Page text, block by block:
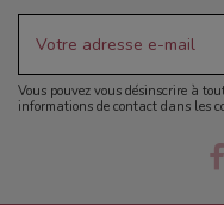
Vous pouvez vous désinscrire à
informations de contact dans les